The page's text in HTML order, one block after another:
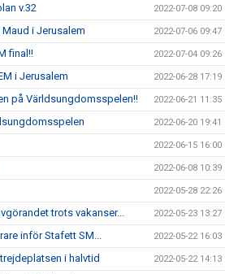
v.32 2022-07-08 09:20
i Jerusalem 2022-07-06 09:47
final!! 2022-07-04 09:26
i Jerusalem 2022-06-28 17:19
på Världsungdomsspelen!! 2022-06-21 11:35
2022-06-20 19:41
2022-06-15 16:00
2022-06-08 10:39
2022-05-28 22:26
trots vakanser... 2022-05-23 13:27
inför Stafett SM... 2022-05-22 16:03
i halvtid 2022-05-22 14:13